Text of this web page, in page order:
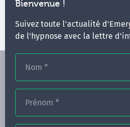
Bienvenue !
Suivez toute l'actualité
de l'hypnose avec la lettre
Nom *
Prénom *
FORMATIONS